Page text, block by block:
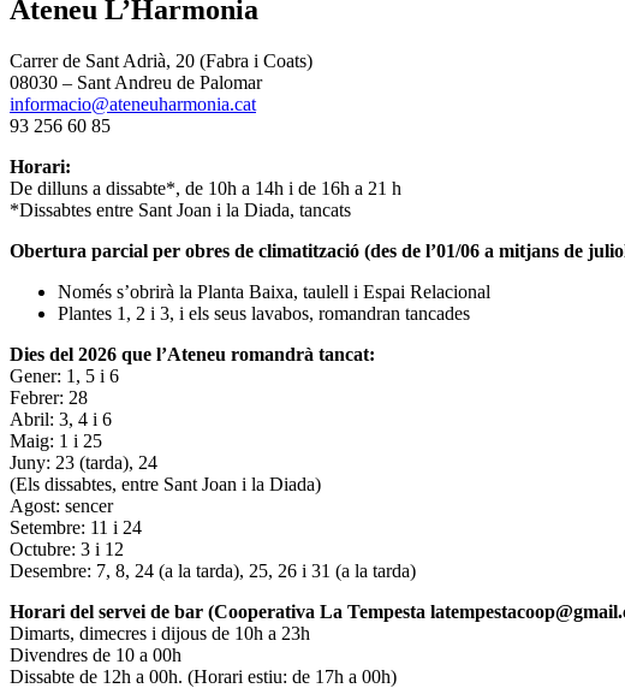
Ateneu L’Harmonia
Carrer de Sant Adrià, 20 (Fabra i Coats)
08030 – Sant Andreu de Palomar
informacio@ateneuharmonia.cat
93 256 60 85
Horari:
De dilluns a dissabte*, de 10h a 14h i de 16h a 21 h
*Dissabtes entre Sant Joan i la Diada, tancats
Obertura parcial per obres de climatització (des de l’01/06 a mitjans de
Només s’obrirà la Planta Baixa, taulell i Espai Relacional
Plantes 1, 2 i 3, i els seus lavabos, romandran tancades
Dies del 2026 que l’Ateneu romandrà tancat:
Gener: 1, 5 i 6
Febrer: 28
Abril: 3, 4 i 6
Maig: 1 i 25
Juny: 23 (tarda), 24
(Els dissabtes, entre Sant Joan i la Diada)
Agost: sencer
Setembre: 11 i 24
Octubre: 3 i 12
Desembre: 7, 8, 24 (a la tarda), 25, 26 i 31 (a la tarda)
Horari del servei de bar (Cooperativa La Tempesta
Dimarts, dimecres i dijous de 10h a 23h
Divendres de 10 a 00h
Dissabte de 12h a 00h. (Horari estiu: de 17h a 00h)